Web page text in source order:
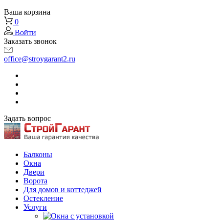
Ваша корзина
0
Войти
Заказать звонок
office@stroygarant2.ru
Задать вопрос
Балконы
Окна
Двери
Ворота
Для домов и коттеджей
Остекление
Услуги